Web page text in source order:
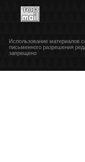
Использование материалов
письменного разрешения
запрещено